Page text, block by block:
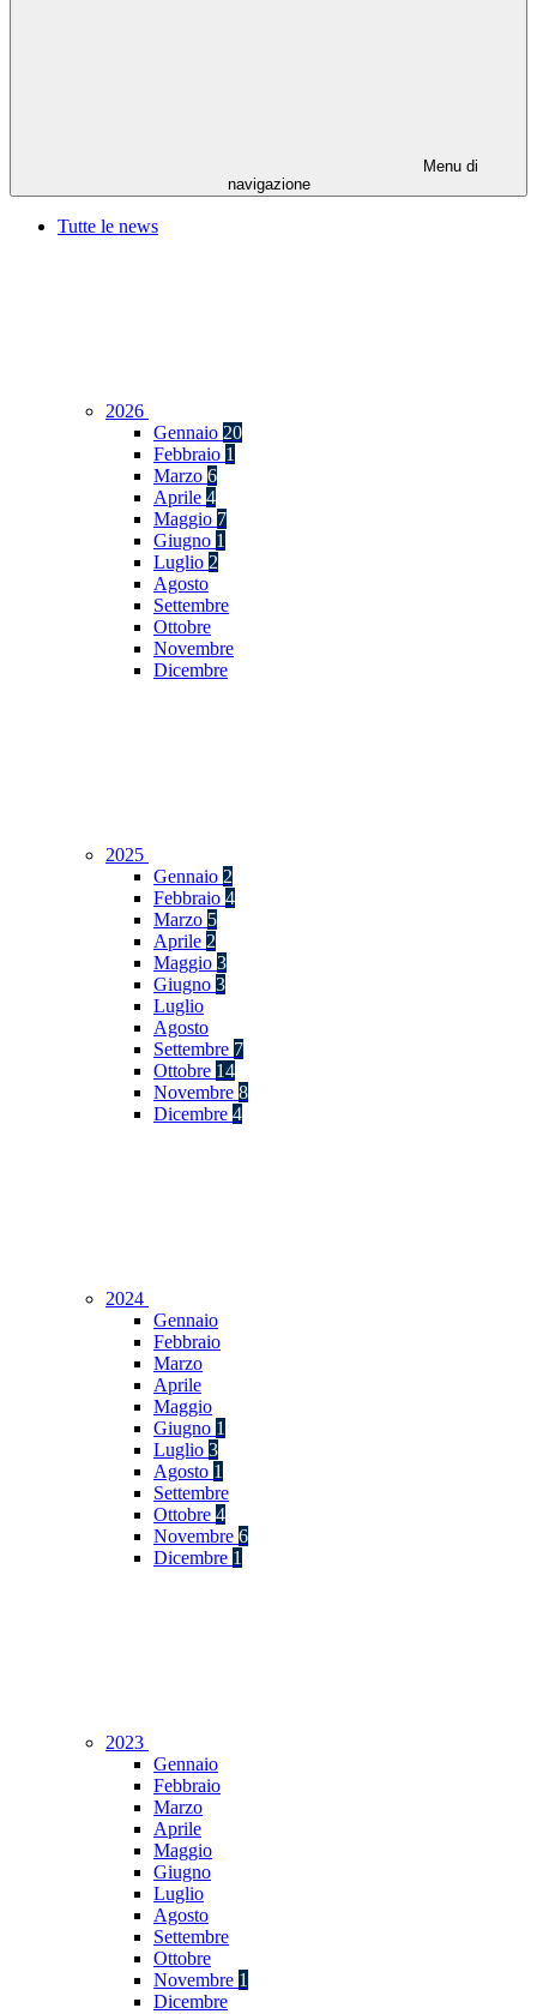
Menu di
navigazione
Tutte le news
2026
Gennaio 20
Febbraio 1
Marzo 6
Aprile 4
Maggio 7
Giugno 1
Luglio 2
Agosto
Settembre
Ottobre
Novembre
Dicembre
2025
Gennaio 2
Febbraio 4
Marzo 5
Aprile 2
Maggio 3
Giugno 3
Luglio
Agosto
Settembre 7
Ottobre 14
Novembre 8
Dicembre 4
2024
Gennaio
Febbraio
Marzo
Aprile
Maggio
Giugno 1
Luglio 3
Agosto 1
Settembre
Ottobre 4
Novembre 6
Dicembre 1
2023
Gennaio
Febbraio
Marzo
Aprile
Maggio
Giugno
Luglio
Agosto
Settembre
Ottobre
Novembre 1
Dicembre